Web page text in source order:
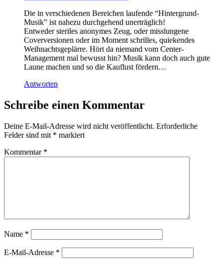
Die in verschiedenen Bereichen laufende “Hintergrund-
Musik” ist nahezu durchgehend unerträglich!
Entweder steriles anonymes Zeug, oder misslungene
Coverversionen oder im Moment schrilles, quiekendes
Weihnachtsgeplärre. Hört da niemand vom Center-
Management mal bewusst hin? Musik kann doch auch gute
Laune machen und so die Kauflust fördern…
Antworten
Schreibe einen Kommentar
Deine E-Mail-Adresse wird nicht veröffentlicht. Erforderliche
Felder sind mit * markiert
Kommentar *
Name *
E-Mail-Adresse *